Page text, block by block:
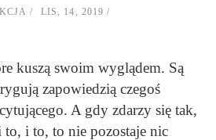
LIS, 14, 2019
kuszą swoim wyglądem. Są
zapowiedzią czegoś
A gdy zdarzy się tak,
to, i to, to nie pozostaje nic